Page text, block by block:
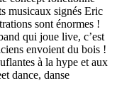
musicaux signés Eric
sont énormes !
qui joue live, c’est
envoient du bois !
à la hype et aux
dance, danse